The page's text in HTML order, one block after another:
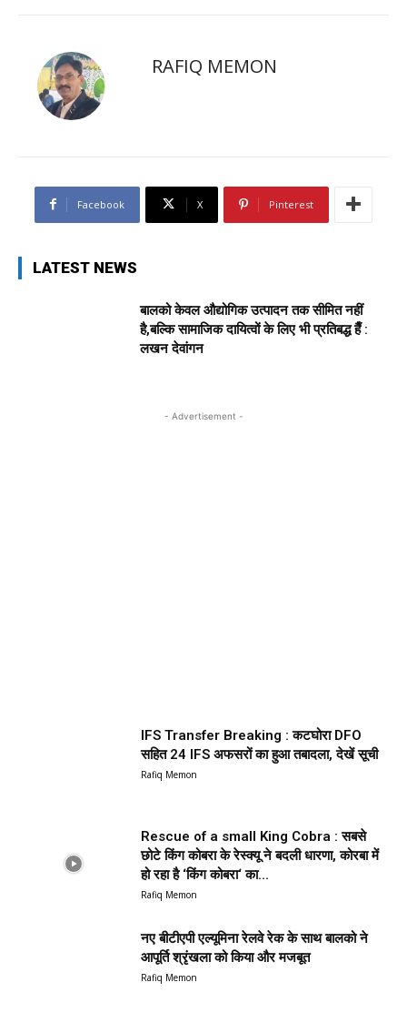
RAFIQ MEMON
Facebook X Pinterest
LATEST NEWS
बालको केवल औद्योगिक उत्पादन तक सीमित नहीं
है,बल्कि सामाजिक दायित्वों के लिए भी प्रतिबद्ध हैँ :
लखन देवांगन
- Advertisement -
IFS Transfer Breaking : कटघोरा DFO
सहित 24 IFS अफसरों का हुआ तबादला, देखें सूची
Rafiq Memon
Rescue of a small King Cobra : सबसे
छोटे किंग कोबरा के रेस्क्यू ने बदली धारणा, कोरबा में
हो रहा है ‘किंग कोबरा‘ का...
Rafiq Memon
नए बीटीएपी एल्यूमिना रेलवे रेक के साथ बालको ने
आपूर्ति श्रृंखला को किया और मजबूत
Rafiq Memon